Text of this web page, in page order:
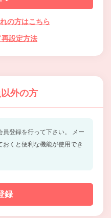
の方はこちら
設定方法
外の方
登録を行って下さい。
メー
おくと便利な機能が使用でき
録